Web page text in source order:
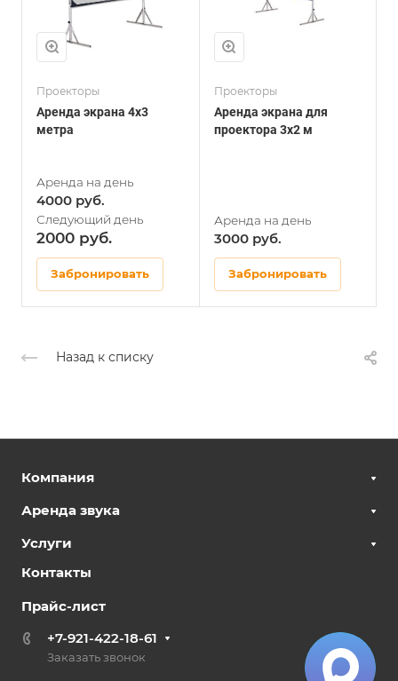
Проекторы
Аренда экрана 4х3
метра
4000
2000
Забронировать
Проекторы
Аренда экрана для
проектора 3х2 м
3000
Забронировать
Назад к списку
Компания
Аренда звука
Услуги
Контакты
Прайс-лист
+7-921-422-18-61
Заказать звонок